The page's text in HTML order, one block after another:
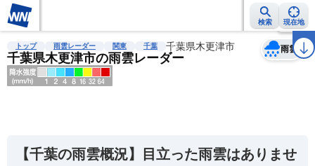
検索 現在地
雨雲レーダー 台風情報 地震情報 警報・注意報 2週間天気 ラ
トップ 雨雲レーダー 関東 千葉 千葉県木更津市
千葉県木更津市の雨雲レーダー
雨雲
天気 台風
【千葉の雨雲概況】目立った雨雲はありませ